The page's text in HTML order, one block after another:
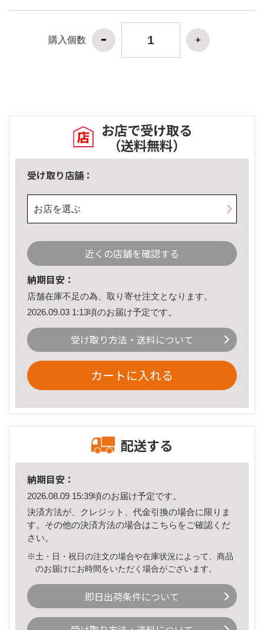
購入個数
お店で受け取る
（送料無料）
受け取り店舗：
お店を選ぶ
近くの店舗を確認する
納期目安：
店舗在庫不足の為、取り寄せ注文となります。
2026.09.03 1:13頃のお届け予定です。
受け取り方法・送料について
カートに入れる
配送する
納期目安：
2026.08.09 15:39頃のお届け予定です。
決済方法が、クレジット、代金引換の場合に限りま
す。その他の決済方法の場合はこちら をご確認くだ
さい。
※土・日・祝日の注文の場合や在庫状況によって、商品
のお届けにお時間をいただく場合がございます。
即日出荷条件について